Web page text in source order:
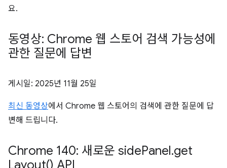
요.
동영상: Chrome 웹 스토어 검색 가능성에
관한 질문에 답변
게시일: 2025년 11월 25일
최신 동영상에서 Chrome 웹 스토어의 검색에 관한 질문에 답
변해 드립니다.
Chrome 140: 새로운 sidePanel.get
Layout() API